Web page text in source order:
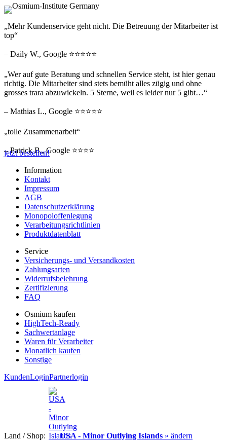
„Mehr Kundenservice geht nicht. Die Betreuung der Mitarbeiter ist
top“
– Daily W., Google ⭐⭐⭐⭐⭐
„Wer auf gute Beratung und schnellen Service steht, ist hier genau
richtig. Die Mitarbeiter sind stets bemüht alles zügig und ohne
grosses trara abzuwickeln. 5 Sterne, weil es leider nur 5 gibt…“
– Mathias L., Google ⭐⭐⭐⭐⭐
„tolle Zusammenarbeit“
– Patrick B., Google ⭐⭐⭐⭐
jetzt bestellen!
Information
Kontakt
Impressum
AGB
Datenschutzerklärung
Monopoloffenlegung
Verarbeitungsrichtlinien
Produktdatenblatt
Service
Versicherungs- und Versandkosten
Zahlungsarten
Widerrufsbelehrung
Zertifizierung
FAQ
Osmium kaufen
HighTech-Ready
Sachwertanlage
Waren für Verarbeiter
Monatlich kaufen
Sonstige
KundenLoginPartnerlogin
Land / Shop: USA - Minor Outlying Islands » ändern